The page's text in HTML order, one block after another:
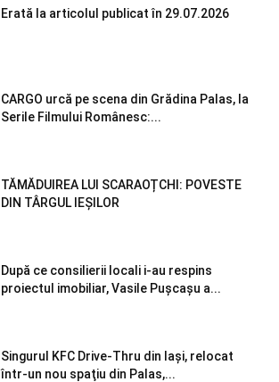
Erată la articolul publicat în 29.07.2026
CARGO urcă pe scena din Grădina Palas, la
Serile Filmului Românesc:...
TĂMĂDUIREA LUI SCARAOȚCHI: POVESTE
DIN TÂRGUL IEȘILOR
După ce consilierii locali i-au respins
proiectul imobiliar, Vasile Pușcașu a...
Singurul KFC Drive-Thru din Iași, relocat
într-un nou spaţiu din Palas,...